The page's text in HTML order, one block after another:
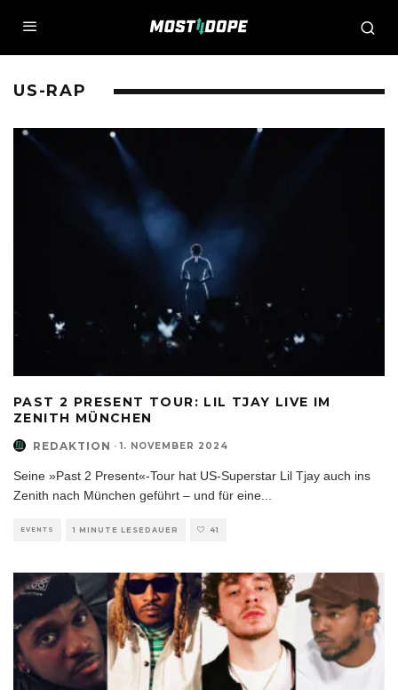
US-RAP
PAST 2 PRESENT TOUR: LIL TJAY LIVE IM
ZENITH MÜNCHEN
REDAKTION · 1. NOVEMBER 2024
Seine »Past 2 Present«-Tour hat US-Superstar Lil Tjay auch ins
Zenith nach München geführt – und für eine
EVENTS 1 MINUTE LESEDAUER 41